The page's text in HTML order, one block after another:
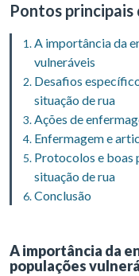
Pontos
A importância da
vulneráveis
Desafios
situação de rua
Ações de
Enfermagem e
Protocolos e boas
situação de rua
Conclusão
A importância da
populações